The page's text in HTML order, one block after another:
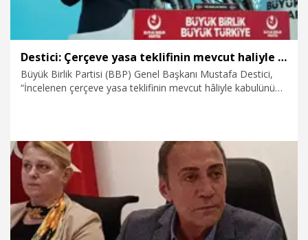
Destici: Çerçeve yasa teklifinin mevcut haliyle kabulünü doğru bulmuyoruz
Büyük Birlik Partisi (BBP) Genel Başkanı Mustafa Destici,
“İncelenen çerçeve yasa teklifinin mevcut hâliyle kabulünü
örgütünü hukukun ve devletin karşısında tamamen çaresiz
bırakmaktan ve yok etmekten geçer” dedi.
8.08.2026 Politika